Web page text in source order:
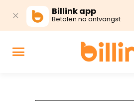
Billink app
Betalen na ontvangst